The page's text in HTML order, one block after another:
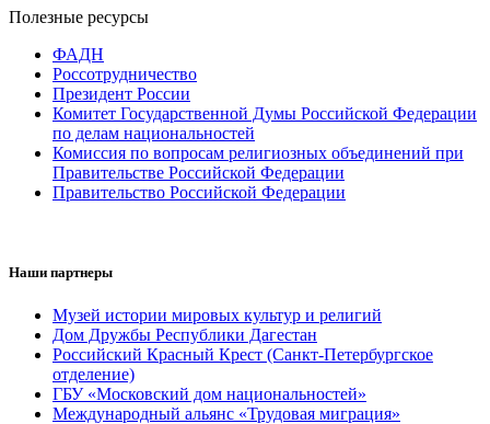
Полезные ресурсы
ФАДН
Россотрудничество
Президент России
Комитет Государственной Думы Российской Федерации
по делам национальностей
Комиссия по вопросам религиозных объединений при
Правительстве Российской Федерации
Правительство Российской Федерации
Наши партнеры
Музей истории мировых культур и религий
Дом Дружбы Республики Дагестан
Российский Красный Крест (Санкт-Петербургское
отделение)
ГБУ «Московский дом национальностей»
Международный альянс «Трудовая миграция»